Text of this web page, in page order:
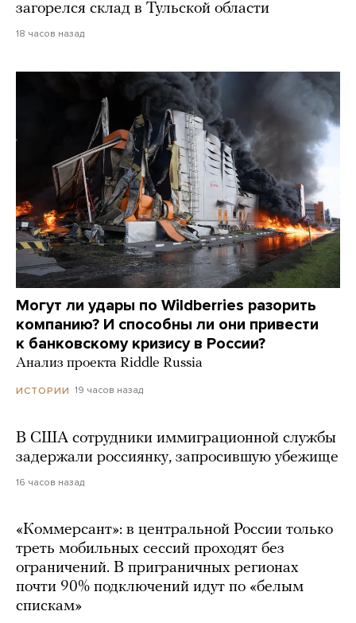
загорелся склад в Тульской области
18 часов назад
Могут ли удары по Wildberries разорить
компанию? И способны ли они привести
к банковскому кризису в России?
Анализ проекта Riddle Russia
ИСТОРИИ 19 часов назад
В США сотрудники иммиграционной службы
задержали россиянку, запросившую убежище
16 часов назад
«Коммерсант»: в центральной России только
треть мобильных сессий проходят без
ограничений. В приграничных регионах
почти 90% подключений идут по «белым
спискам»